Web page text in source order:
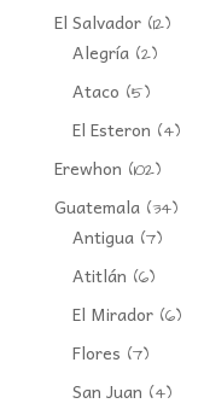
El Salvador(12)
Alegría(2)
Ataco (5)
El Esteron (4)
Erewhon (102)
Guatemala(34)
Antigua(7)
Atitlán (6)
El Mirador(6)
Flores (7)
San Juan (4)